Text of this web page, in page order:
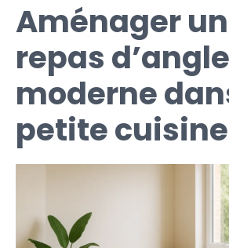
Aménager
repas d’angle
moderne
petite cuisine